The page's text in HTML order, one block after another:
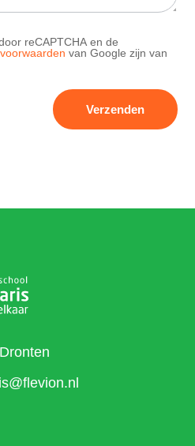
reCAPTCHA en de
van Google zijn van
Verzenden